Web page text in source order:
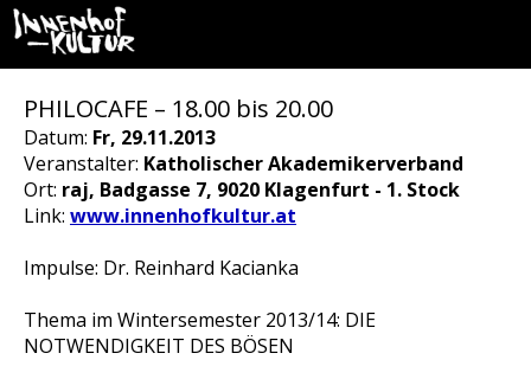
PHILOCAFE – 18.00 bis 20.00
Datum: Fr, 29.11.2013
Veranstalter: Katholischer Akademikerverband
Ort: raj, Badgasse 7, 9020 Klagenfurt - 1. Stock
Link: www.innenhofkultur.at
Impulse: Dr. Reinhard Kacianka
Thema im Wintersemester 2013/14: DIE
NOTWENDIGKEIT DES BÖSEN